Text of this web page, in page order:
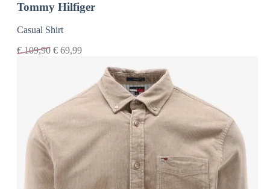
Tommy Hilfiger
Casual Shirt
€109,90 € 69,99